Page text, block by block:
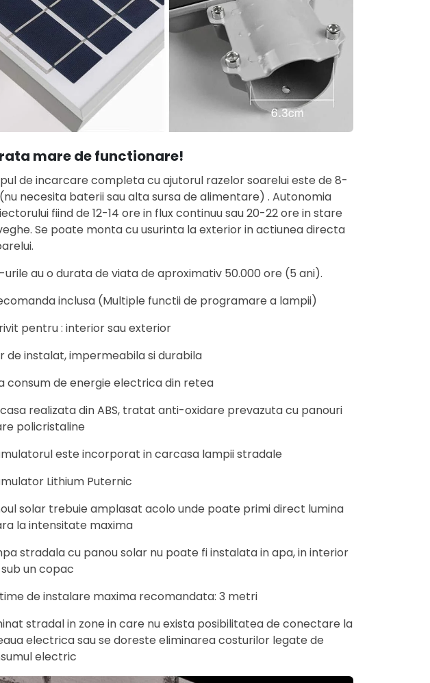
mare de functionare!
de incarcare completa cu ajutorul razelor soarelui este de 8-
(nu necesita baterii sau alta sursa de alimentare) . Autonomia
fiind de 12-14 ore in flux continuu sau 20-22 ore in stare
Se poate monta cu usurinta la exterior in actiunea directa
urile au o durata de viata de aproximativ 50.000 ore (5 ani).
inclusa (Multiple functii de programare a lampii)
pentru : interior sau exterior
de instalat, impermeabila si durabila
consum de energie electrica din retea
realizata din ABS, tratat anti-oxidare prevazuta cu panouri
policristaline
este incorporat in carcasa lampii stradale
Lithium Puternic
solar trebuie amplasat acolo unde poate primi direct lumina
la intensitate maxima
stradala cu panou solar nu poate fi instalata in apa, in interior
un copac
de instalare maxima recomandata: 3 metri
stradal in zone in care nu exista posibilitatea de conectare la
electrica sau se doreste eliminarea costurilor legate de
electric